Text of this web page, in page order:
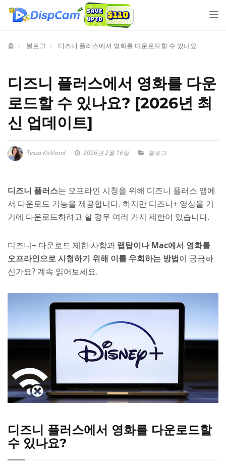
네
전
환
홈 블로그 디즈니 플러스에서 영화를 다운로드할 수 있나요
디즈니 플러스에서 영화를 다운
로드할 수 있나요? [2026년 최
신 업데이트]
Tessa Kirkland 2026년 2월 16일 블로그
디즈니 플러스는 오프라인 시청을 위해 디즈니 플러스 앱에
서 다운로드 기능을 제공합니다. 하지만 디즈니+ 영상을 기
기에 다운로드하려고 할 경우 여러 가지 제한이 있습니다.
디즈니+ 다운로드 제한 사항과 랩탑이나 Mac에서 영화를
오프라인으로 시청하기 위해 이를 우회하는 방법이 궁금하
신가요? 계속 읽어보세요.
디즈니 플러스에서 영화를 다운로드할
수 있나요?